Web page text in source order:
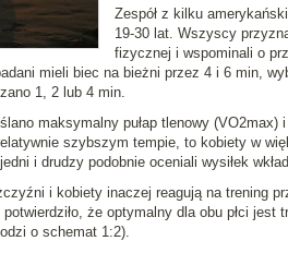
Zespół z kilku
19-30 lat. Wszyscy
fizycznej i wspominali o
mieli biec na bieżni przez 4 i 6 min,
1, 2 lub 4 min.
maksymalny pułap tlenowy
szybszym tempie, to kobiety w
i drudzy podobnie oceniali wysiłek
i kobiety inaczej reagują na trening
że optymalny dla obu płci
o schemat 1:2).